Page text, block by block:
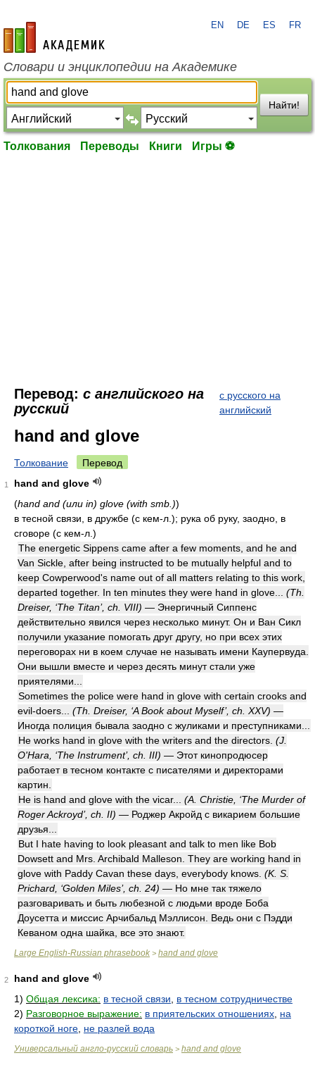
academic.ru
EN DE ES FR
Словари и энциклопедии на Академике
Найти!
Толкования Переводы Книги Игры ⚽
Перевод: с английского на
русский
с русского на
английский
hand and glove
Толкование Перевод
1
hand and glove
(hand and (или in) glove (with smb.))
в тесной связи, в дружбе (с кем-л.); рука об руку, заодно, в
сговоре (с кем-л.)
The energetic Sippens came after a few moments, and he and
Van Sickle, after being instructed to be mutually helpful and to
keep Cowperwood's name out of all matters relating to this work,
departed together. In ten minutes they were hand in glove... (Th.
Dreiser, ‘The Titan’, ch. VIII) — Энергичный Сиппенс
действительно явился через несколько минут. Он и Ван Сикл
получили указание помогать друг другу, но при всех этих
переговорах ни в коем случае не называть имени Каупервуда.
Они вышли вместе и через десять минут стали уже
приятелями...
Sometimes the police were hand in glove with certain crooks and
evil-doers... (Th. Dreiser, ‘A Book about Myself’, ch. XXV) —
Иногда полиция бывала заодно с жуликами и преступниками...
He works hand in glove with the writers and the directors. (J.
O'Hara, ‘The Instrument’, ch. III) — Этот кинопродюсер
работает в тесном контакте с писателями и директорами
картин.
He is hand and glove with the vicar... (A. Christie, ‘The Murder of
Roger Ackroyd’, ch. II) — Роджер Акройд с викарием большие
друзья...
But I hate having to look pleasant and talk to men like Bob
Dowsett and Mrs. Archibald Malleson. They are working hand in
glove with Paddy Cavan these days, everybody knows. (K. S.
Prichard, ‘Golden Miles’, ch. 24) — Но мне так тяжело
разговаривать и быть любезной с людьми вроде Боба
Доусетта и миссис Арчибальд Мэллисон. Ведь они с Пэдди
Кеваном одна шайка, все это знают.
Large English-Russian phrasebook > hand and glove
2
hand and glove
1) Общая лексика: в тесной связи
в тесном сотрудничестве
2) Разговорное выражение: в приятельских отношениях на
короткой ноге не разлей вода
Универсальный англо-русский словарь > hand and glove